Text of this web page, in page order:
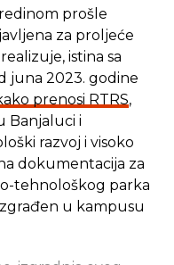
prošle
za proljeće
istina sa
juna 2023. godine
prenosi RTRS,
Banjaluci i
razvoj i visoko
dokumentacija za
tehnološkog parka
u kampusu